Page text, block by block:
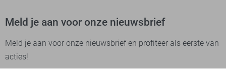
Meld je aan voor onze nieuwsbrief
Meld je aan voor onze nieuwsbrief en profiteer als eerste van
acties!